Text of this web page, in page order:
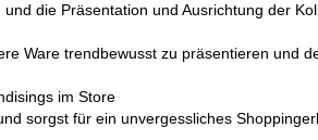
die Präsentation und Ausrichtung der
Ware trendbewusst zu präsentieren und
im Store
sorgst für ein unvergessliches